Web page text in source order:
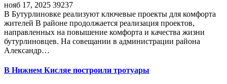
нояб 17, 2025 39237
В Бутурлиновке реализуют ключевые проекты для комфорта
жителей В районе продолжается реализация проектов,
направленных на повышение комфорта и качества жизни
бутурлиновцев. На совещании в администрации района
Александр…
В Нижнем Кисляе построили тротуары